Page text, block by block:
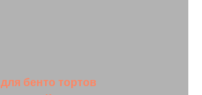
для бенто тортов